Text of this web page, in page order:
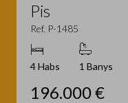
Pis
Ref. P-1485
4 Habs 1 Banys
196.000 €